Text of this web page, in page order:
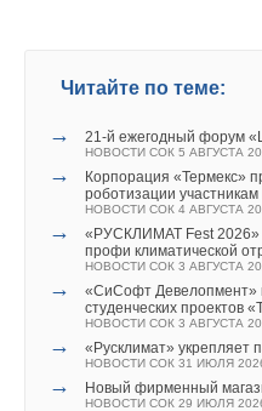
Читайте по теме:
→ 21-й ежегодный форум
НОВОСТИ СОК 5 АВГУСТА
→
Корпорация «Термекс»
роботизации
НОВОСТИ СОК 4 АВГУСТА
→
«РУСКЛИМАТ Fest
профи климатической
НОВОСТИ СОК 3 АВГУСТА
→
«СиСофт Девелопмент»
студенческих проектов
НОВОСТИ СОК 3 АВГУСТА
→ «Русклимат» укрепляет
НОВОСТИ СОК 31 ИЮЛЯ
→ Новый фирменный
НОВОСТИ СОК 29 ИЮЛЯ
Этот дом сгниёт с подвала.
Можно включить обратный отчёт,
Добавить комментарий
Ваше имя *
Текст комментария